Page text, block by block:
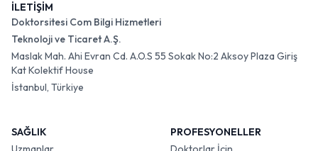
İLETİŞİM
Doktorsitesi Com Bilgi Hizmetleri
Teknoloji ve Ticaret A.Ş.
Maslak Mah. Ahi Evran Cd. A.O.S 55 Sokak No:2 Aksoy Plaza Giriş
Kat Kolektif House
İstanbul, Türkiye
SAĞLIK
PROFESYONELLER